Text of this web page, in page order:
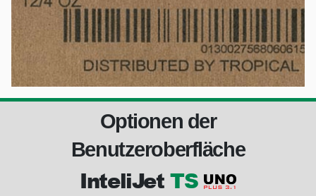
Optionen der
Benutzeroberfläche
InteliJet TS